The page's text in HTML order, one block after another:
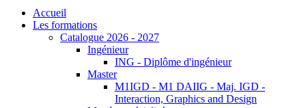
Accueil
Les formations
Catalogue 2026 - 2027
Ingénieur
ING - Diplôme d'ingénieur
Master
M1IGD - M1 DAIIG - Maj. IGD -
Interaction, Graphics and Design